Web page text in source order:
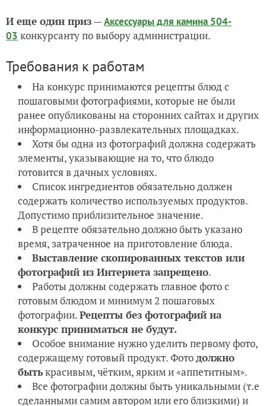
И еще один приз—Аксессуары для камина 504-
03 конкурсанту по выбору администрации.
Требования к работам
На конкурс принимаются рецепты блюд с
пошаговыми фотографиями, которые не были
ранее опубликованы на сторонних сайтах и других
информационно-развлекательных площадках.
Хотя бы одна из фотографий должна содержать
элементы, указывающие на то, что блюдо
готовится в дачных условиях.
Список ингредиентов обязательно должен
содержать количество используемых продуктов.
Допустимо приблизительное значение.
В рецепте обязательно должно быть указано
время, затраченное на приготовление блюда.
Выставление скопированных текстов или
фотографий из Интернета запрещено.
Работы должны содержать главное фото с
готовым блюдом и минимум 2 пошаговых
фотографии.Рецепты без фотографий на
конкурс приниматься не будут.
Особое внимание нужно уделить первому фото,
содержащему готовый продукт. Фотодолжно
бытькрасивым, чётким, ярким и «аппетитным».
Все фотографии должны быть уникальными (т.е
сделанными самим автором или его близкими) и